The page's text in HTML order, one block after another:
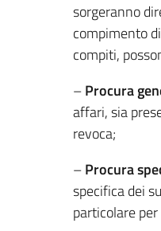
sorgeranno
compimento
compiti,
–Procura
affari, sia
revoca;
–Procura
specifica dei
particolare